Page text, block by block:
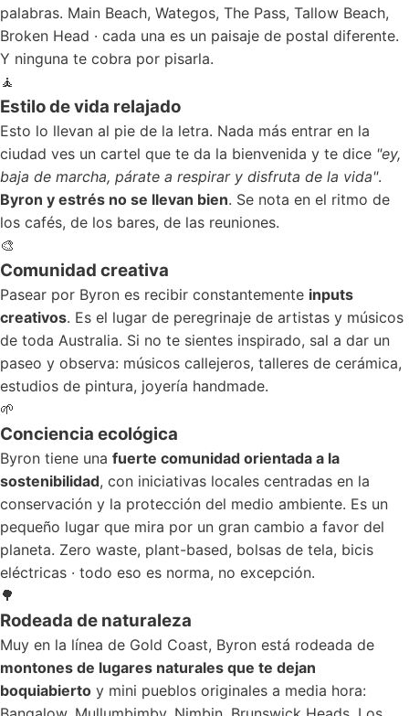
palabras. Main Beach, Wategos, The Pass, Tallow Beach,
Broken Head · cada una es un paisaje de postal diferente.
Y ninguna te cobra por pisarla.
🧘
Estilo de vida relajado
Esto lo llevan al pie de la letra. Nada más entrar en la
ciudad ves un cartel que te da la bienvenida y te dice "ey,
baja de marcha, párate a respirar y disfruta de la vida".
Byron y estrés no se llevan bien. Se nota en el ritmo de
los cafés, de los bares, de las reuniones.
🎨
Comunidad creativa
Pasear por Byron es recibir constantemente inputs
creativos. Es el lugar de peregrinaje de artistas y músicos
de toda Australia. Si no te sientes inspirado, sal a dar un
paseo y observa: músicos callejeros, talleres de cerámica,
estudios de pintura, joyería handmade.
🌱
Conciencia ecológica
Byron tiene una fuerte comunidad orientada a la
sostenibilidad, con iniciativas locales centradas en la
conservación y la protección del medio ambiente. Es un
pequeño lugar que mira por un gran cambio a favor del
planeta. Zero waste, plant-based, bolsas de tela, bicis
eléctricas · todo eso es norma, no excepción.
🌳
Rodeada de naturaleza
Muy en la línea de Gold Coast, Byron está rodeada de
montones de lugares naturales que te dejan
boquiabierto y mini pueblos originales a media hora: